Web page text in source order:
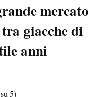
mercato
giacche di
anni
su 5)